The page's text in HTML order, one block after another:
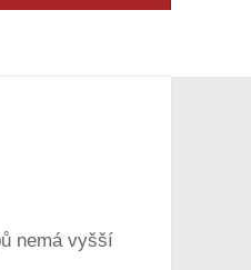
nemá vyšší